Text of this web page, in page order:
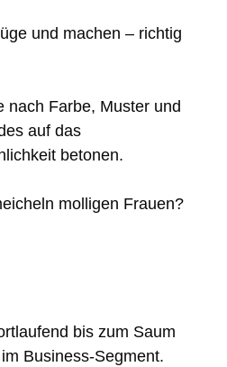
und machen – richtig
nach Farbe, Muster und
auf das
betonen.
molligen Frauen?
bis zum Saum
Business-Segment.